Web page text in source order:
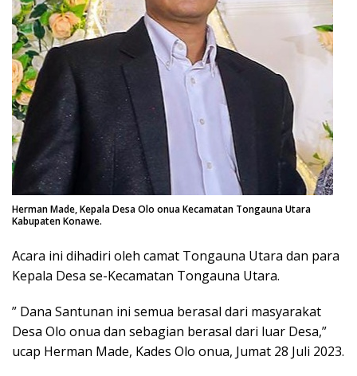
Herman Made, Kepala Desa Olo onua Kecamatan Tongauna Utara
Kabupaten Konawe.
Acara ini dihadiri oleh camat Tongauna Utara dan para
Kepala Desa se-Kecamatan Tongauna Utara.
” Dana Santunan ini semua berasal dari masyarakat
Desa Olo onua dan sebagian berasal dari luar Desa,”
ucap Herman Made, Kades Olo onua, Jumat 28 Juli 2023.